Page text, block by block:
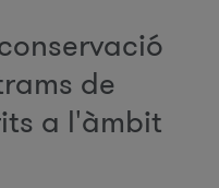
de
a l'àmbit